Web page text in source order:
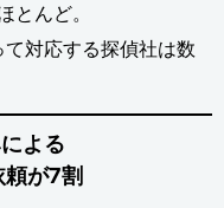
とんど。
対応する探偵社は数
よる
頼が7割